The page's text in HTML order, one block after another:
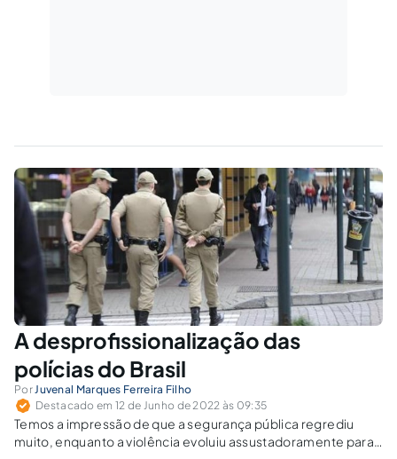
A desprofissionalização das
polícias do Brasil
PorJuvenal Marques Ferreira Filho
Destacado em 12 de Junho de 2022 às 09:35
Temos a impressão de que a segurança pública regrediu
muito, enquanto a violência evoluiu assustadoramente para